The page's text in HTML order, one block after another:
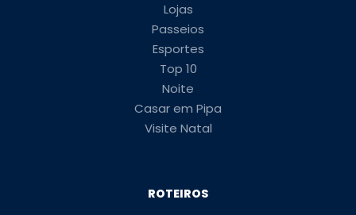
Lojas
Passeios
Esportes
Top 10
Noite
Casar em Pipa
Visite Natal
ROTEIROS